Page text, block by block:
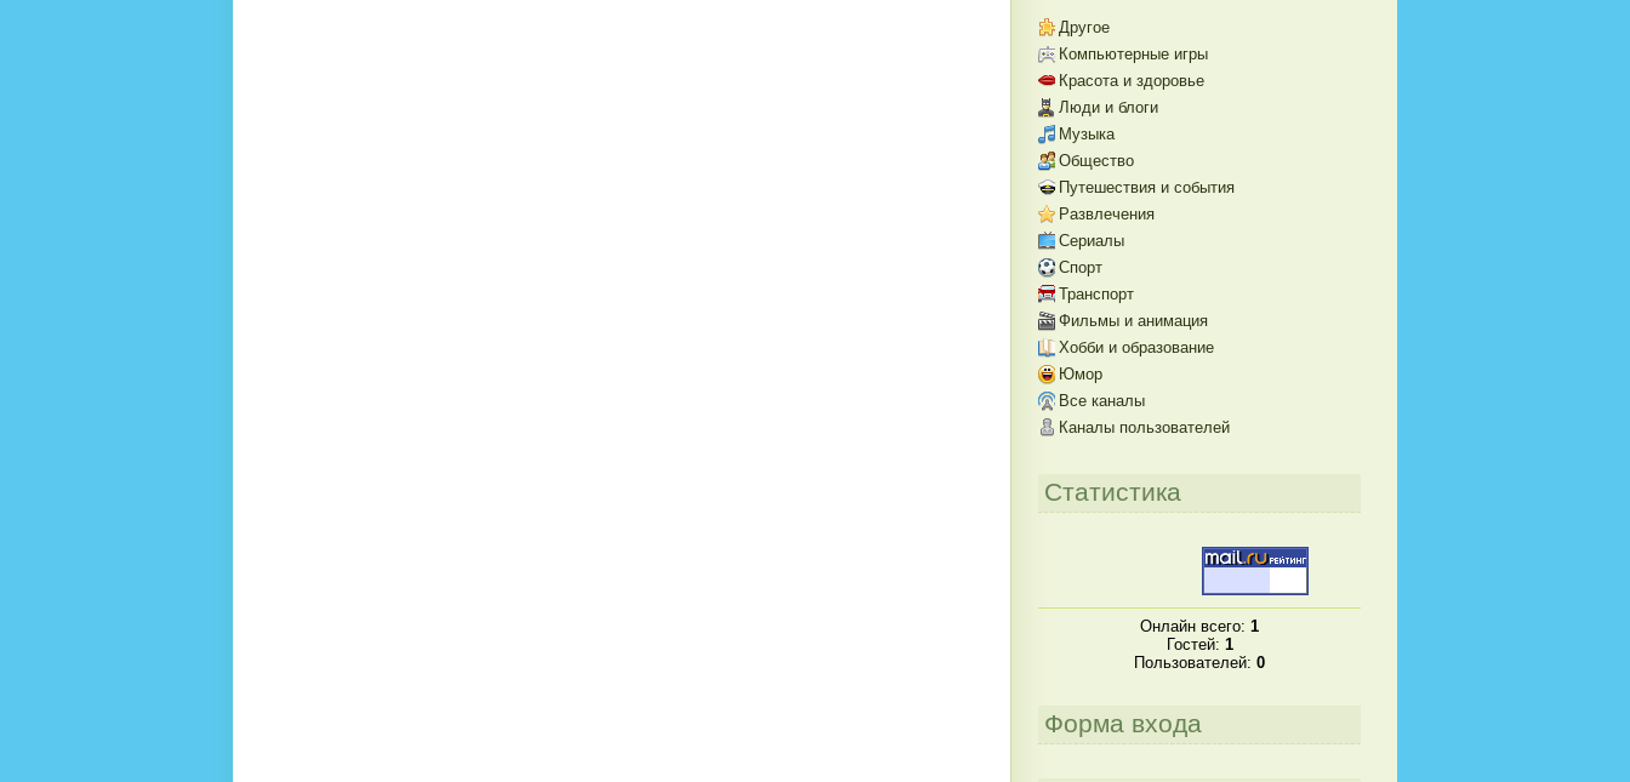
Другое
Компьютерные игры
Красота и здоровье
Люди и блоги
Музыка
Общество
Путешествия и события
Развлечения
Сериалы
Спорт
Транспорт
Фильмы и анимация
Хобби и образование
Юмор
Все каналы
Каналы пользователей
Статистика
Онлайн всего: 1
Гостей: 1
Пользователей: 0
Форма входа